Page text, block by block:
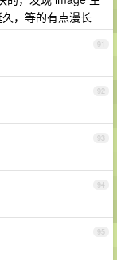
，等的有点漫长
91
92
93
94
95